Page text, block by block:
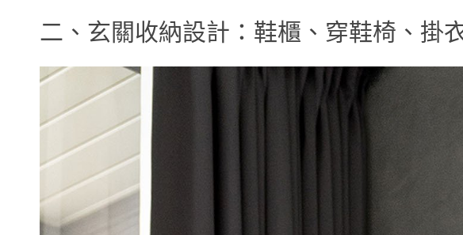
二、玄關收納設計：鞋櫃、穿鞋椅、掛